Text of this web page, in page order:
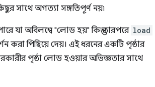
সাথে অগত্যা সঙ্গতিপূর্ণ নয়৷
যা অবিলম্বে "লোড হয়" কিন্তু তারপরে load
করা পিছিয়ে দেয়। এই ধরনের একটি পৃষ্ঠার
পৃষ্ঠা লোড হওয়ার অভিজ্ঞতার সাথে